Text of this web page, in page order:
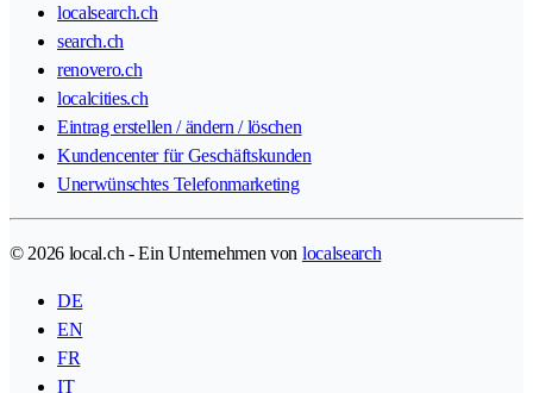
localsearch.ch
search.ch
renovero.ch
localcities.ch
Eintrag erstellen / ändern / löschen
Kundencenter für Geschäftskunden
Unerwünschtes Telefonmarketing
© 2026 local.ch - Ein Unternehmen von localsearch
DE
EN
FR
IT